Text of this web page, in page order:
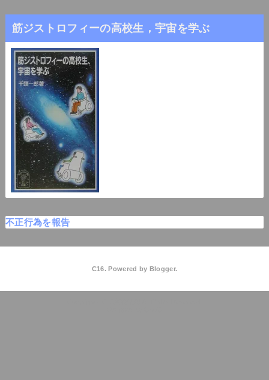
筋ジストロフィーの高校生，宇宙を学ぶ
不正行為を報告
C16. Powered by Blogger.